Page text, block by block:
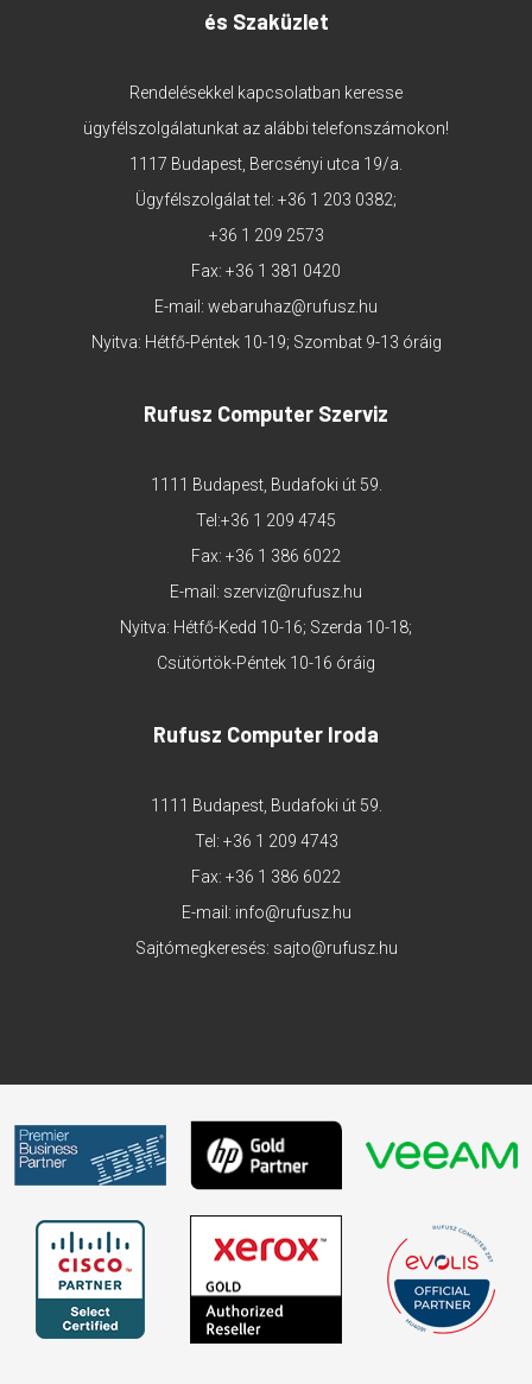
és Szaküzlet
Rendelésekkel kapcsolatban keresse
ügyfélszolgálatunkat az alábbi telefonszámokon!
1117 Budapest, Bercsényi utca 19/a.
Ügyfélszolgálat tel: +36 1 203 0382;
+36 1 209 2573
Fax: +36 1 381 0420
E-mail: webaruhaz@rufusz.hu
Nyitva: Hétfő-Péntek 10-19; Szombat 9-13 óráig
Rufusz Computer Szerviz
1111 Budapest, Budafoki út 59.
Tel:+36 1 209 4745
Fax: +36 1 386 6022
E-mail: szerviz@rufusz.hu
Nyitva: Hétfő-Kedd 10-16; Szerda 10-18;
Csütörtök-Péntek 10-16 óráig
Rufusz Computer Iroda
1111 Budapest, Budafoki út 59.
Tel: +36 1 209 4743
Fax: +36 1 386 6022
E-mail: info@rufusz.hu
Sajtómegkeresés: sajto@rufusz.hu